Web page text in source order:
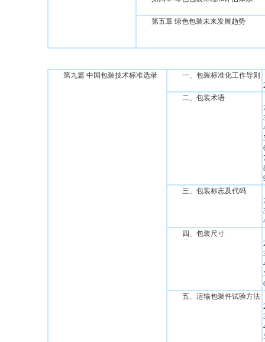
第五章 绿色包装未来发展趋势
第九篇 中国包装技术标准选录
一、包装标准化工作导则
二、包装术语
三、包装标志及代码
四、包装尺寸
五、运输包装件试验方法